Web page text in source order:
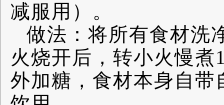
减服用）。
做法：将所有食材洗
火烧开后，转小火慢
外加糖，食材本身自